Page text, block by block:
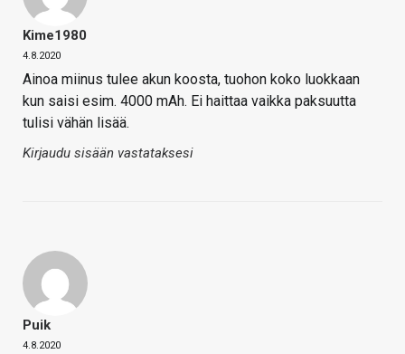
Kime1980
4.8.2020
Ainoa miinus tulee akun koosta, tuohon koko luokkaan
kun saisi esim. 4000 mAh. Ei haittaa vaikka paksuutta
tulisi vähän lisää.
Kirjaudu sisään vastataksesi
Puik
4.8.2020